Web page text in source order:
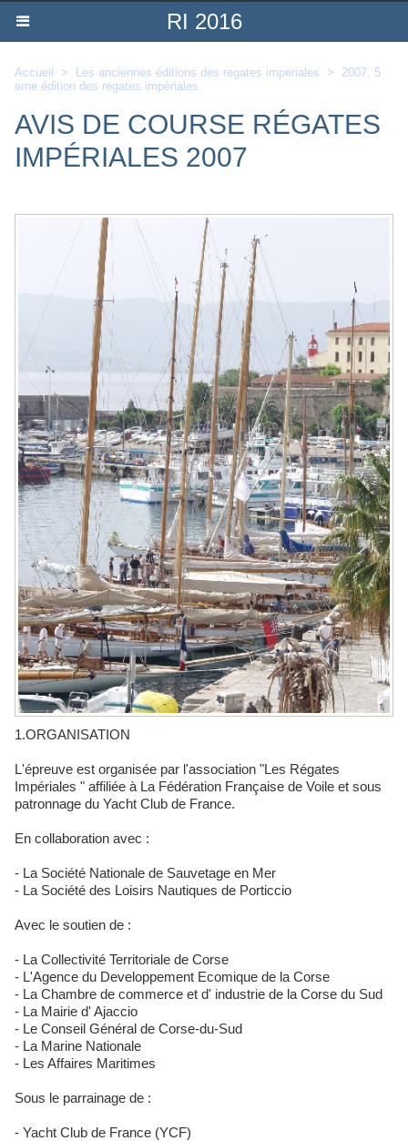
RI 2016
Accueil > Les anciennes éditions des regates imperiales >
2007, 5
eme édition des regates impèriales
AVIS DE COURSE RÉGATES
IMPÉRIALES 2007
1.ORGANISATION
L'épreuve est organisée par l'association "Les Régates
Impériales " affiliée à La Fédération Française de Voile et sous
patronnage du Yacht Club de France.
En collaboration avec :
- La Société Nationale de Sauvetage en Mer
- La Société des Loisirs Nautiques de Porticcio
Avec le soutien de :
- La Collectivité Territoriale de Corse
- L'Agence du Developpement Ecomique de la Corse
- La Chambre de commerce et d' industrie de la Corse du Sud
- La Mairie d' Ajaccio
- Le Conseil Général de Corse-du-Sud
- La Marine Nationale
- Les Affaires Maritimes
Sous le parrainage de :
- Yacht Club de France (YCF)